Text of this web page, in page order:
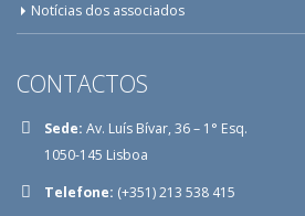
Notícias dos associados
CONTACTOS
Sede: Av. Luís Bívar, 36 – 1° Esq.
1050-145 Lisboa
Telefone: (+351) 213 538 415